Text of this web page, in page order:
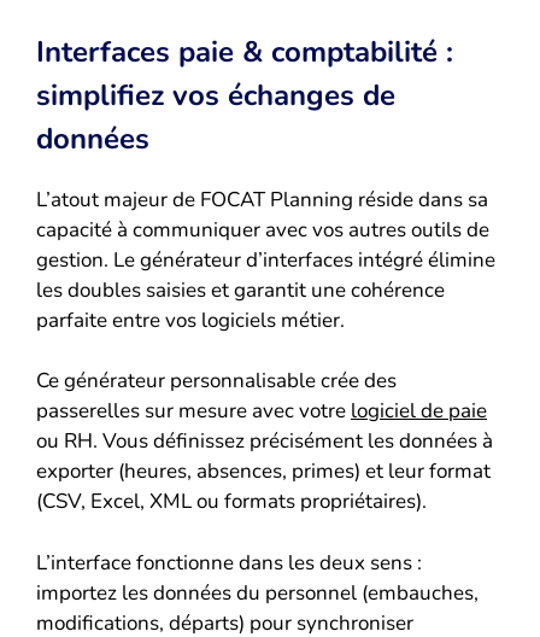
Interfaces paie & comptabilité :
simplifiez vos échanges de
données
L’atout majeur de FOCAT Planning réside dans sa
capacité à communiquer avec vos autres outils de
gestion. Le générateur d’interfaces intégré élimine
les doubles saisies et garantit une cohérence
parfaite entre vos logiciels métier.
Ce générateur personnalisable crée des
passerelles sur mesure avec votre logiciel de paie
ou RH. Vous définissez précisément les données à
exporter (heures, absences, primes) et leur format
(CSV, Excel, XML ou formats propriétaires).
L’interface fonctionne dans les deux sens :
importez les données du personnel (embauches,
modifications, départs) pour synchroniser